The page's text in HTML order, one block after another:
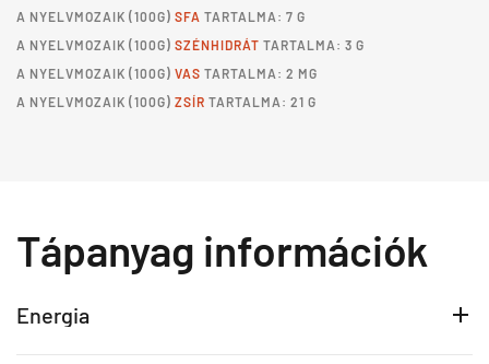
A NYELVMOZAIK (100G) SFA TARTALMA: 7 G
A NYELVMOZAIK (100G) SZÉNHIDRÁT TARTALMA: 3 G
A NYELVMOZAIK (100G) VAS TARTALMA: 2 MG
A NYELVMOZAIK (100G) ZSÍR TARTALMA: 21 G
Tápanyag információk
Energia